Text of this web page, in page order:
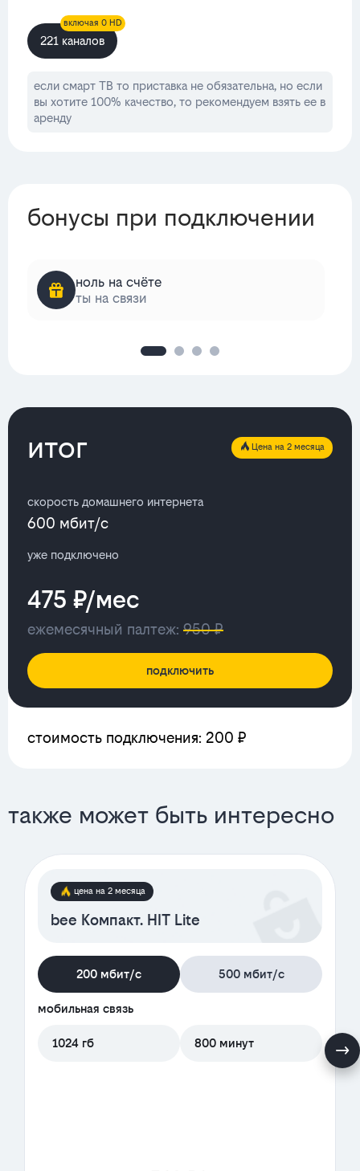
221 каналов
включая 0 HD
если смарт ТВ то приставка не обязательна, но если
вы хотите 100% качество, то рекомендуем взять ее в
аренду
бонусы при подключении
ноль на счёте
ты на связи
итог Цена на 2 месяца
скорость домашнего интернета
600 мбит/с
уже подключено
475 ₽/мес
ежемесячный палтеж: 950 ₽
подключить
стоимость подключения: 200 ₽
также может быть интересно
цена на 2 месяца
bee Компакт. HIT Lite
200 мбит/с 500 мбит/с
мобильная связь
1024 гб 800 минут